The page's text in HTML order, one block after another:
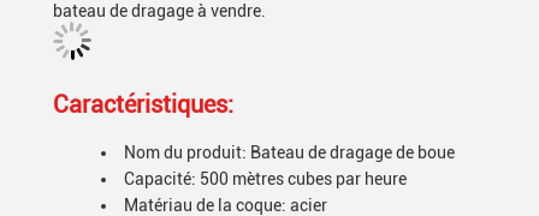
bateau de dragage à vendre.
Caractéristiques:
Nom du produit: Bateau de dragage de boue
Capacité: 500 mètres cubes par heure
Matériau de la coque: acier